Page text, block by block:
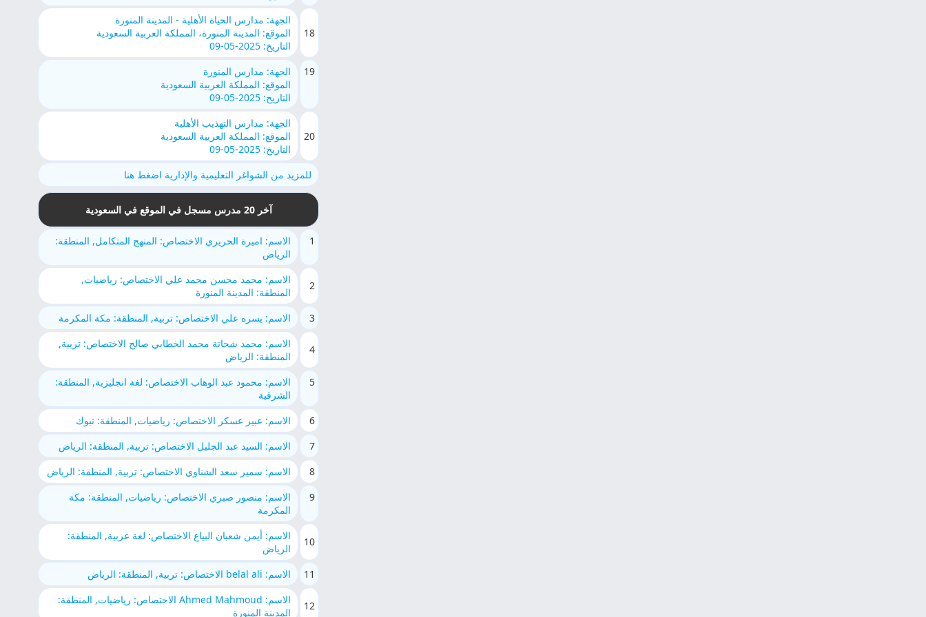
18
الجهة: مدارس الحياة الأهلية - المدينة المنورة
الموقع: المدينة المنورة، المملكة العربية السعودية
التاريخ: 2025-05-09
19
الجهة: مدارس المنورة
الموقع: المملكة العربية السعودية
التاريخ: 2025-05-09
20
الجهة: مدارس التهذيب الأهلية
الموقع: المملكة العربية السعودية
التاريخ: 2025-05-09
للمزيد من الشواغر التعليمية والإدارية اضغط هنا
آخر 20 مدرس مسجل في الموقع في السعودية
1
الاسم: اميرة الحريري الاختصاص: المنهج المتكامل, المنطقة:
الرياض
2
الاسم: محمد محسن محمد علي الاختصاص: رياضيات,
المنطقة: المدينة المنورة
3
الاسم: يسره علي الاختصاص: تربية, المنطقة: مكة المكرمة
4
الاسم: محمد شحاتة محمد الخطابي صالح الاختصاص: تربية,
المنطقة: الرياض
5
الاسم: محمود عبد الوهاب الاختصاص: لغة انجليزية, المنطقة:
الشرقية
6
الاسم: عبير عسكر الاختصاص: رياضيات, المنطقة: تبوك
7
الاسم: السيد عبد الجليل الاختصاص: تربية, المنطقة: الرياض
8
الاسم: سمير سعد الشناوي الاختصاص: تربية, المنطقة: الرياض
9
الاسم: منصور صبري الاختصاص: رياضيات, المنطقة: مكة
المكرمة
10
الاسم: أيمن شعبان البياع الاختصاص: لغة عربية, المنطقة:
الرياض
11
الاسم: belal ali الاختصاص: تربية, المنطقة: الرياض
12
الاسم: Ahmed Mahmoud الاختصاص: رياضيات, المنطقة:
المدينة المنورة